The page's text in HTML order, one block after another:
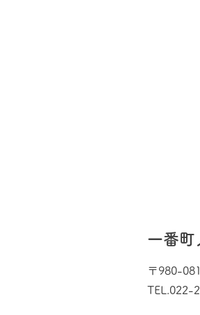
一番町
〒980-
​TEL.022-